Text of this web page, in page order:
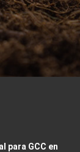
para GCC en